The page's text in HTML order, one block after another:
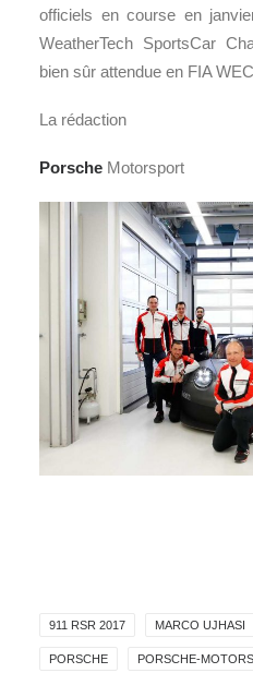
officiels en course en
WeatherTech SportsCar
bien sûr attendue en FIA
La rédaction
Porsche Motorsport
911 RSR 2017 MARCO UJHASI
PORSCHE PORSCHE-